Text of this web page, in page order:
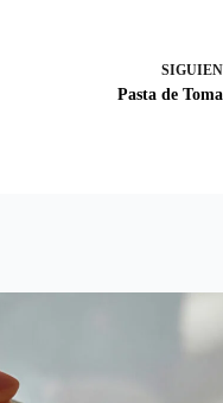
Pasta de